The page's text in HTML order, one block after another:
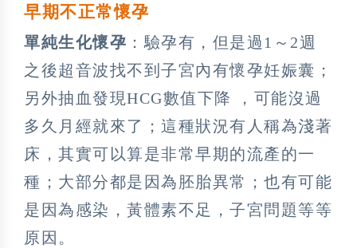
早期不正常懷孕
單純生化懷孕 ：驗孕有，但是過1～2週
之後超音波找不到子宮內有懷孕妊娠囊；
另外抽血發現HCG數值下降 ，可能沒過
多久月經就來了；這種狀況有人稱為淺著
床，其實可以算是非常早期的流產的一
種；大部分都是因為胚胎異常；也有可能
是因為感染，黃體素不足，子宮問題等等
原因。